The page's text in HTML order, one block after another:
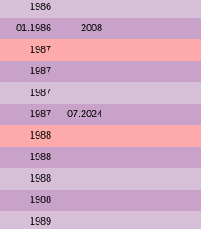
1986
01.1986 2008
1987
1987
1987
1987 07.2024
1988
1988
1988
1988
1989